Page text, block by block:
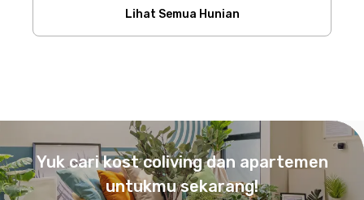
Lihat Semua Hunian
Yuk cari kost coliving dan apartemen
untukmu sekarang!